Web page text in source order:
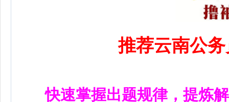
推荐云南公
快速掌握出题规律，提炼